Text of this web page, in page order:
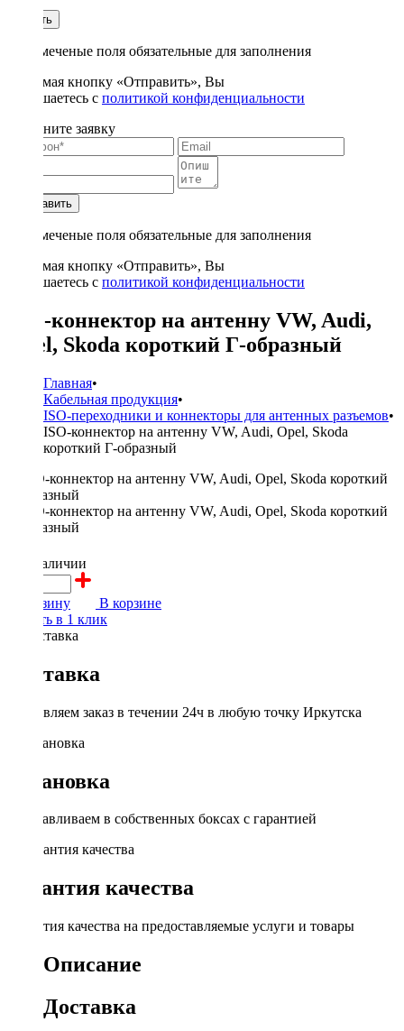
Купить
* - отмеченые поля обязательные для заполнения
Нажимая кнопку «Отправить», Вы
соглашаетесь с политикой конфиденциальности
Заполните заявку
Отправить
* - отмеченые поля обязательные для заполнения
Нажимая кнопку «Отправить», Вы
соглашаетесь с политикой конфиденциальности
ISO-коннектор на антенну VW, Audi,
Opel, Skoda короткий Г-образный
Главная•
Кабельная продукция•
ISO-переходники и коннекторы для антенных разъемов•
ISO-коннектор на антенну VW, Audi, Opel, Skoda
короткий Г-образный
в наличии
В корзину
В корзине
Купить в 1 клик
Доставка
Доставляем заказ в течении 24ч в любую точку Иркутска
Установка
Устанавливаем в собственных боксах с гарантией
Гарантия качества
Гарантия качества на предоставляемые услуги и товары
Описание
Доставка